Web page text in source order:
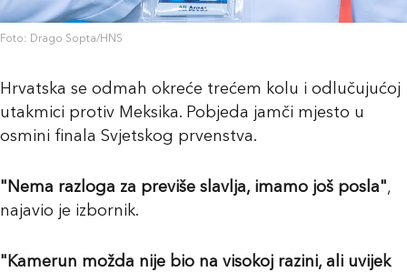
Foto: Drago Sopta/HNS
Hrvatska se odmah okreće trećem kolu i odlučujućoj
utakmici protiv Meksika. Pobjeda jamči mjesto u
osmini finala Svjetskog prvenstva.
"Nema razloga za previše slavlja, imamo još posla",
najavio je izbornik.
"Kamerun možda nije bio na visokoj razini, ali uvijek